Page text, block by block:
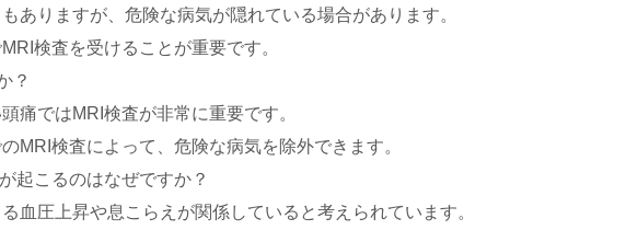
ありますが、危険な病気が隠れている場合があります。
検査を受けることが重要です。
？
痛ではMRI検査が非常に重要です。
MRI検査によって、危険な病気を除外できます。
起こるのはなぜですか？
血圧上昇や息こらえが関係していると考えられています。